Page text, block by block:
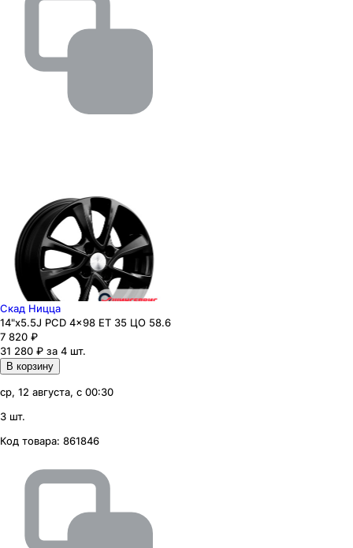
Скад Ницца
14"x5.5J PCD 4x98 ЕТ 35 ЦО 58.6
7 820 ₽
31 280 ₽ за 4 шт.
В корзину
ср, 12 августа, с 00:30
3 шт.
Код товара: 861846